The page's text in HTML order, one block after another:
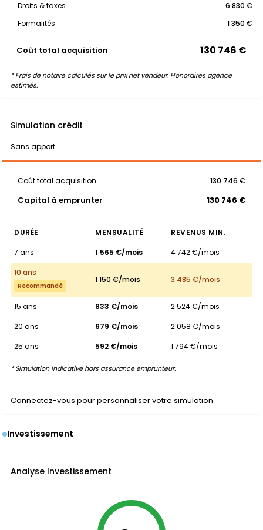
Droits & taxes
6 830 €
Formalités
1 350 €
Coût total acquisition 130 746 €
* Frais de notaire calculés sur le prix net vendeur. Honoraires agence
estimés.
Simulation crédit
Sans apport
Coût total acquisition 130 746 €
Capital à emprunter 130 746 €
DURÉE MENSUALITÉ
REVENUS MIN.
7 ans
1 565 €/mois
4 742 €/mois
10 ans
Recommandé
1 150 €/mois 3 485 €/mois
15 ans 833 €/mois
2 524 €/mois
20 ans
679 €/mois
2 058 €/mois
25 ans
592 €/mois 1 794 €/mois
* Simulation indicative hors assurance emprunteur.
Connectez-vous pour personnaliser votre simulation
Investissement
Analyse Investissement